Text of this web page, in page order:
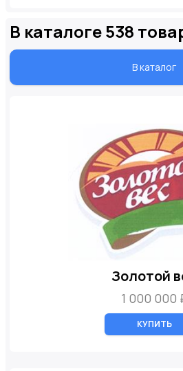
В каталоге 538
В каталог
Золотой
1 000 000
КУПИТЬ